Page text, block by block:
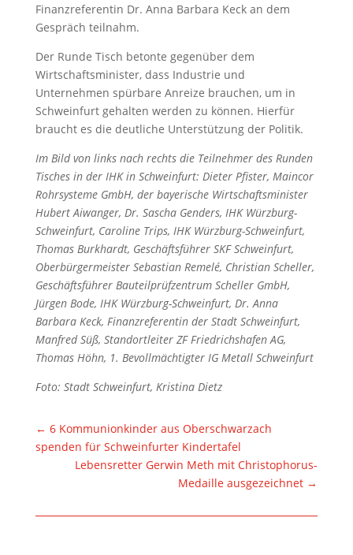
Finanzreferentin Dr. Anna Barbara Keck an dem
Gespräch teilnahm.
Der Runde Tisch betonte gegenüber dem
Wirtschaftsminister, dass Industrie und
Unternehmen spürbare Anreize brauchen, um in
Schweinfurt gehalten werden zu können. Hierfür
braucht es die deutliche Unterstützung der Politik.
Im Bild von links nach rechts die Teilnehmer des Runden
Tisches in der IHK in Schweinfurt: Dieter Pfister, Maincor
Rohrsysteme GmbH, der bayerische Wirtschaftsminister
Hubert Aiwanger, Dr. Sascha Genders, IHK Würzburg-
Schweinfurt, Caroline Trips, IHK Würzburg-Schweinfurt,
Thomas Burkhardt, Geschäftsführer SKF Schweinfurt,
Oberbürgermeister Sebastian Remelé, Christian Scheller,
Geschäftsführer Bauteilprüfzentrum Scheller GmbH,
Jürgen Bode, IHK Würzburg-Schweinfurt, Dr. Anna
Barbara Keck, Finanzreferentin der Stadt Schweinfurt,
Manfred Süß, Standortleiter ZF Friedrichshafen AG,
Thomas Höhn, 1. Bevollmächtigter IG Metall Schweinfurt
Foto: Stadt Schweinfurt, Kristina Dietz
← 6 Kommunionkinder aus Oberschwarzach
spenden für Schweinfurter Kindertafel
Lebensretter Gerwin Meth mit Christophorus-
Medaille ausgezeichnet →